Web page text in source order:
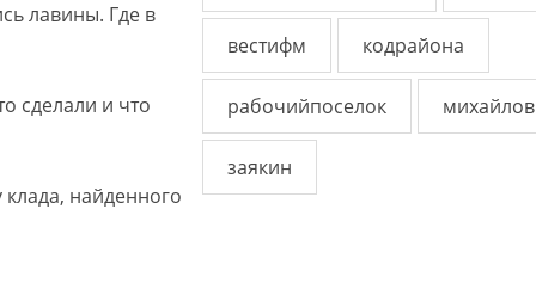
лавины. Где в
сделали и что
найденного
вестифм кодрайона
рабочийпоселок михайлов
заякин